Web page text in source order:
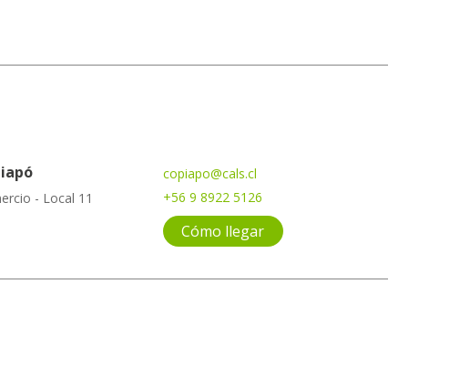
- Local 11
copiapo@cals.cl
+56 9 8922 5126
Cómo llegar